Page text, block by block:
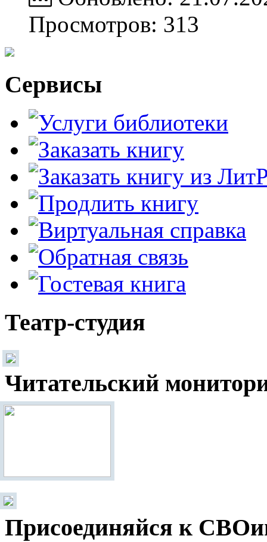
Просмотров: 313
Сервисы
Театр-студия
Читательский
Присоединяйся к